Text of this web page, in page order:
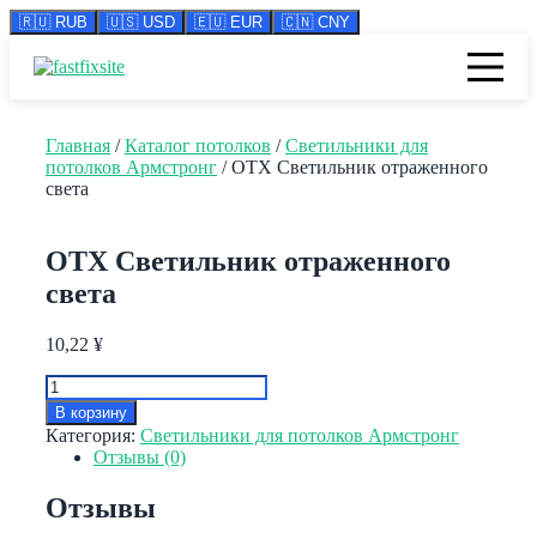
🇷🇺 RUB 🇺🇸 USD 🇪🇺 EUR 🇨🇳 CNY
Главная /Каталог потолков /Светильники для
потолков Армстронг / OTX Светильник отраженного
света
OTX Светильник отраженного
света
10,22 ¥
Количество
товара
OTX
Светильник
отраженного
В корзину
Категория: Светильники для потолков Армстронг
Отзывы (0)
Отзывы